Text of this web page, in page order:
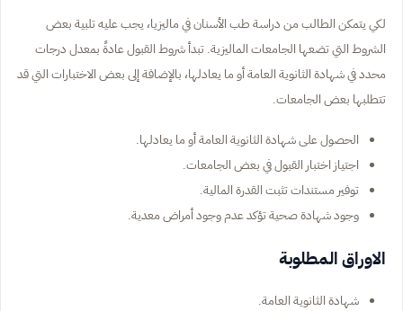
لكي يتمكن الطالب من دراسة طب الأسنان في ماليزيا، يجب عليه تلبية بعض
الشروط التي تضعها الجامعات الماليزية. تبدأ شروط القبول عادةً بمعدل درجات
محدد في شهادة الثانوية العامة أو ما يعادلها، بالإضافة إلى بعض الاختبارات التي قد
تتطلبها بعض الجامعات.
الحصول على شهادة الثانوية العامة أو ما يعادلها.
اجتياز اختبار القبول في بعض الجامعات.
توفير مستندات تثبت القدرة المالية.
وجود شهادة صحية تؤكد عدم وجود أمراض معدية.
الاوراق المطلوبة
شهادة الثانوية العامة.